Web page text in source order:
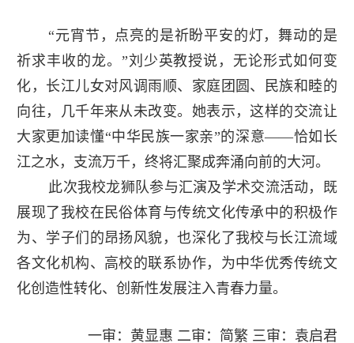
“元宵节，点亮的是祈盼平安的灯，舞动的是
祈求丰收的龙。”刘少英教授说，无论形式如何变
化，长江儿女对风调雨顺、家庭团圆、民族和睦的
向往，几千年来从未改变。她表示，这样的交流让
大家更加读懂“中华民族一家亲”的深意——恰如长
江之水，支流万千，终将汇聚成奔涌向前的大河。
此次我校龙狮队参与汇演及学术交流活动，既
展现了我校在民俗体育与传统文化传承中的积极作
为、学子们的昂扬风貌，也深化了我校与长江流域
各文化机构、高校的联系协作，为中华优秀传统文
化创造性转化、创新性发展注入青春力量。
一审：黄显惠 二审：简繁 三审：袁启君